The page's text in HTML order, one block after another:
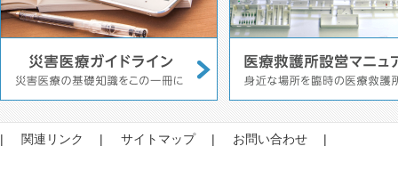
関連リンク サイトマップ お問い合わせ